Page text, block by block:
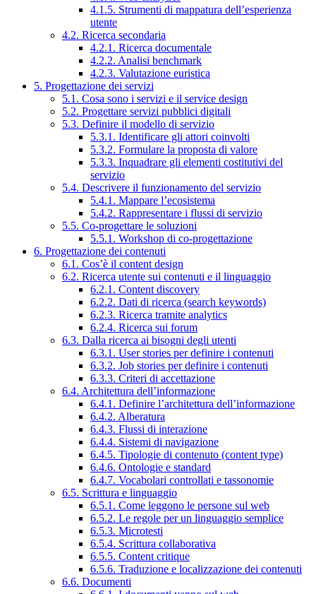
4.1.5. Strumenti di mappatura dell’esperienza
utente
4.2. Ricerca secondaria
4.2.1. Ricerca documentale
4.2.2. Analisi benchmark
4.2.3. Valutazione euristica
5. Progettazione dei servizi
5.1. Cosa sono i servizi e il service design
5.2. Progettare servizi pubblici digitali
5.3. Definire il modello di servizio
5.3.1. Identificare gli attori coinvolti
5.3.2. Formulare la proposta di valore
5.3.3. Inquadrare gli elementi costitutivi del
servizio
5.4. Descrivere il funzionamento del servizio
5.4.1. Mappare l’ecosistema
5.4.2. Rappresentare i flussi di servizio
5.5. Co-progettare le soluzioni
5.5.1. Workshop di co-progettazione
6. Progettazione dei contenuti
6.1. Cos’è il content design
6.2. Ricerca utente sui contenuti e il linguaggio
6.2.1. Content discovery
6.2.2. Dati di ricerca (search keywords)
6.2.3. Ricerca tramite analytics
6.2.4. Ricerca sui forum
6.3. Dalla ricerca ai bisogni degli utenti
6.3.1. User stories per definire i contenuti
6.3.2. Job stories per definire i contenuti
6.3.3. Criteri di accettazione
6.4. Architettura dell’informazione
6.4.1. Definire l’architettura dell’informazione
6.4.2. Alberatura
6.4.3. Flussi di interazione
6.4.4. Sistemi di navigazione
6.4.5. Tipologie di contenuto (content type)
6.4.6. Ontologie e standard
6.4.7. Vocabolari controllati e tassonomie
6.5. Scrittura e linguaggio
6.5.1. Come leggono le persone sul web
6.5.2. Le regole per un linguaggio semplice
6.5.3. Microtesti
6.5.4. Scrittura collaborativa
6.5.5. Content critique
6.5.6. Traduzione e localizzazione dei contenuti
6.6. Documenti